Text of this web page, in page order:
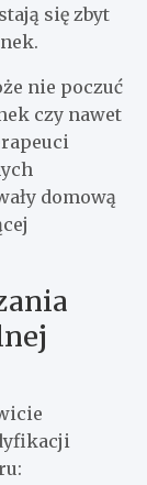
się zbyt
nie poczuć
czy nawet
domową